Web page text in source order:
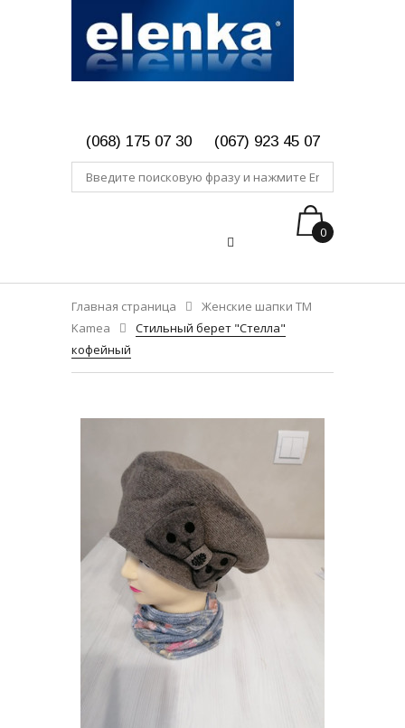
(068) 175 07 30 (067) 923 45 07
0
Главная страница
Женские шапки ТМ
Kamea
Стильный берет "Стелла"
кофейный